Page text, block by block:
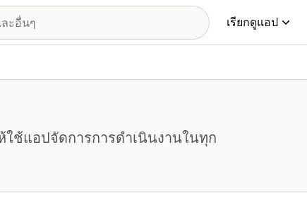
เรียกดูแอป
ช้แอปจัดการการดำเนินงานในทุก